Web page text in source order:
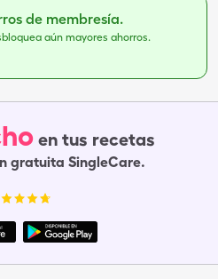
de membresía.
aún mayores ahorros.
en tus recetas
gratuita SingleCare.